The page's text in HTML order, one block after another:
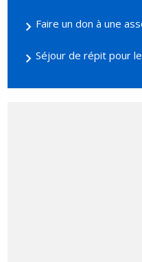
Faire un don à une
Séjour de répit pour